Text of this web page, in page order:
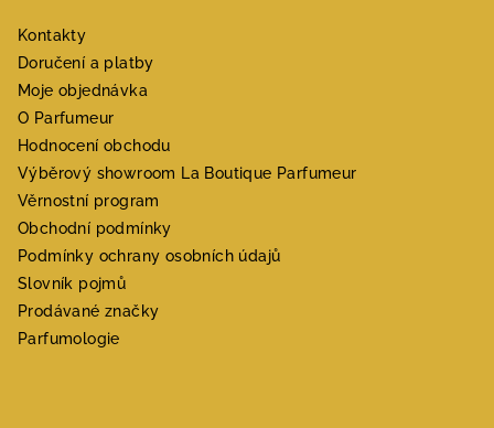
Kontakty
Doručení a platby
Moje objednávka
O Parfumeur
Hodnocení obchodu
Výběrový showroom La Boutique Parfumeur
Věrnostní program
Obchodní podmínky
Podmínky ochrany osobních údajů
Slovník pojmů
Prodávané značky
Parfumologie